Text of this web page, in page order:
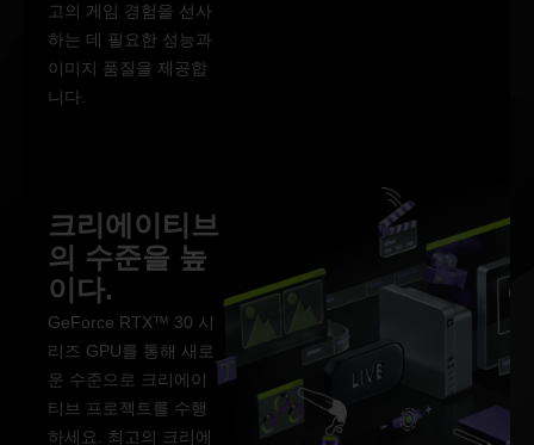
고의 게임 경험을 선사
하는 데 필요한 성능과
이미지 품질을 제공합
니다.
크리에이티브
의 수준을 높
이다.
GeForce RTX™ 30 시
리즈 GPU를 통해 새로
운 수준으로 크리에이
티브 프로젝트를 수행
하세요. 최고의 크리에